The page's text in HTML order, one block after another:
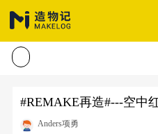
#REMAKE再造#---空中
Anders项勇